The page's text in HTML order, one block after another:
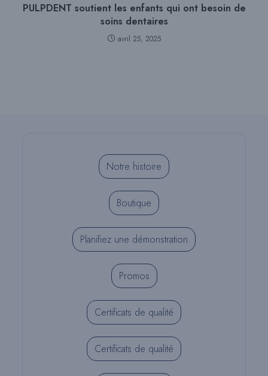
PULPDENT soutient les enfants qui ont besoin de
soins dentaires
avril 25, 2025
Notre histoire
Boutique
Planifiez une démonstration
Promos
Certificats de qualité
Certificats de qualité